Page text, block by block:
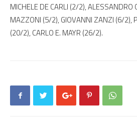
MICHELE DE CARLI (2/2), ALESSANDRO
MAZZONI (5/2), GIOVANNI ZANZI (6/2),
(20/2), CARLO E. MAYR (26/2).